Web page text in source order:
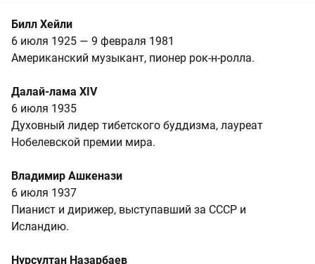
Билл Хейли
6 июля 1925 — 9 февраля 1981
Американский музыкант, пионер рок-н-ролла.
Далай-лама XIV
6 июля 1935
Духовный лидер тибетского буддизма, лауреат
Нобелевской премии мира.
Владимир Ашкенази
6 июля 1937
Пианист и дирижер, выступавший за СССР и
Исландию.
Нурсултан Назарбаев